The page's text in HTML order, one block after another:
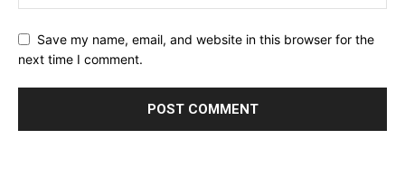
Save my name, email, and website in this browser for the
next time I comment.